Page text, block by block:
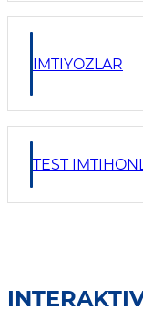
IMTIYOZLAR
TEST